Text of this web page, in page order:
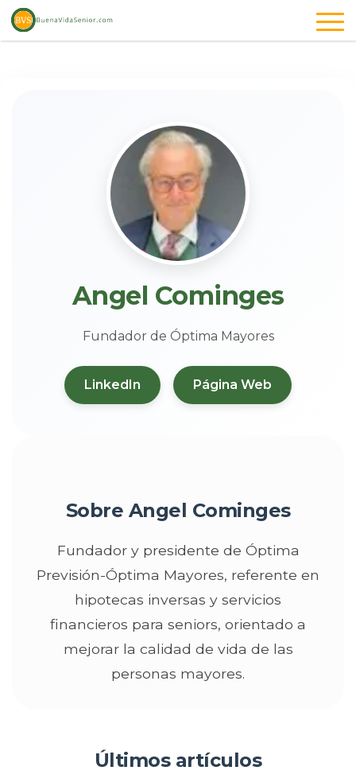
Angel Cominges
Fundador de Óptima Mayores
LinkedIn Página Web
Sobre Angel Cominges
Fundador y presidente de Óptima
Previsión-Óptima Mayores, referente en
hipotecas inversas y servicios
financieros para seniors, orientado a
mejorar la calidad de vida de las
personas mayores.
Últimos artículos